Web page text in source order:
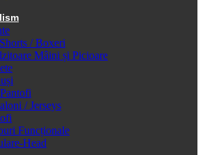
/ Boxeri
Mâini și Picioare
/ Jerseys
Funcționale
Head